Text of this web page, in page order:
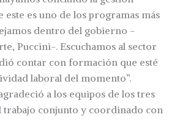
es uno de los programas más
dentro del gobierno -
Puccini-. Escuchamos al sector
contar con formación que esté
laboral del momento”.
a los equipos de los tres
trabajo conjunto y coordinado con